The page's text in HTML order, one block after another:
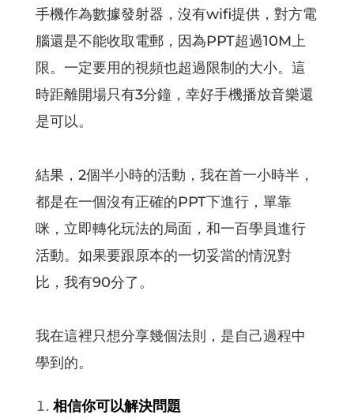
手機作為數據發射器，沒有wifi提供，對方電
腦還是不能收取電郵，因為PPT超過10M上
限。一定要用的視頻也超過限制的大小。這
時距離開場只有3分鐘，幸好手機播放音樂還
是可以。
結果，2個半小時的活動，我在首一小時半，
都是在一個沒有正確的PPT下進行，單靠
咪，立即轉化玩法的局面，和一百學員進行
活動。如果要跟原本的一切妥當的情況對
比，我有90分了。
我在這裡只想分享幾個法則，是自己過程中
學到的。
相信你可以解決問題